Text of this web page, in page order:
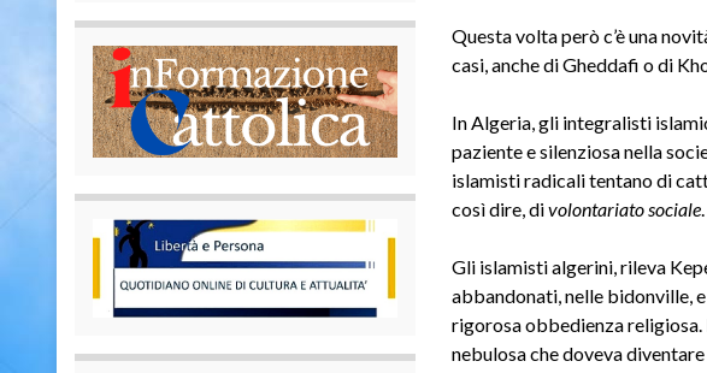
Questa volta però c’è una
casi, anche di Gheddafi o di
In Algeria, gli integralisti
paziente e silenziosa nella
islamisti radicali tentano di
così dire, divolontariato sociale.
Gli islamisti algerini, rileva
abbandonati, nelle bidonville,
rigorosa obbedienza
nebulosa che doveva